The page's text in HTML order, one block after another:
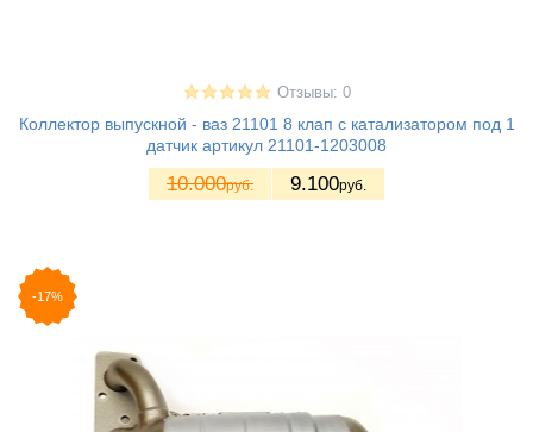
Отзывы: 0
Коллектор выпускной - ваз 21101 8 клап с катализатором под 1
датчик артикул 21101-1203008
10.000руб. 9.100руб.
-17%